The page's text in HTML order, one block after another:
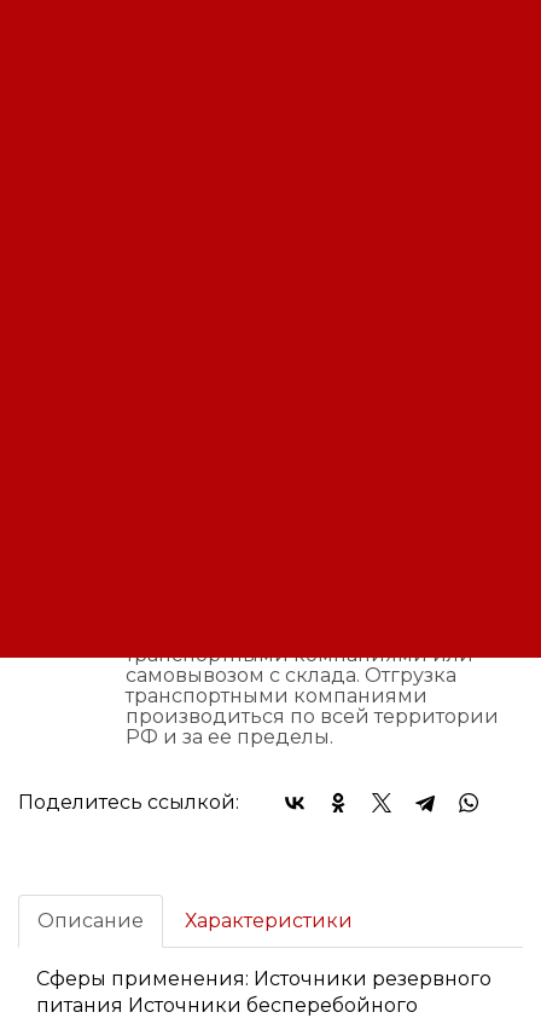
транспортными компаниями или
самовывозом с склада. Отгрузка
транспортными компаниями
производиться по всей территории
РФ и за ее пределы.
Поделитесь ссылкой:
Описание Характеристики
Сферы применения: Источники резервного
питания Источники бесперебойного